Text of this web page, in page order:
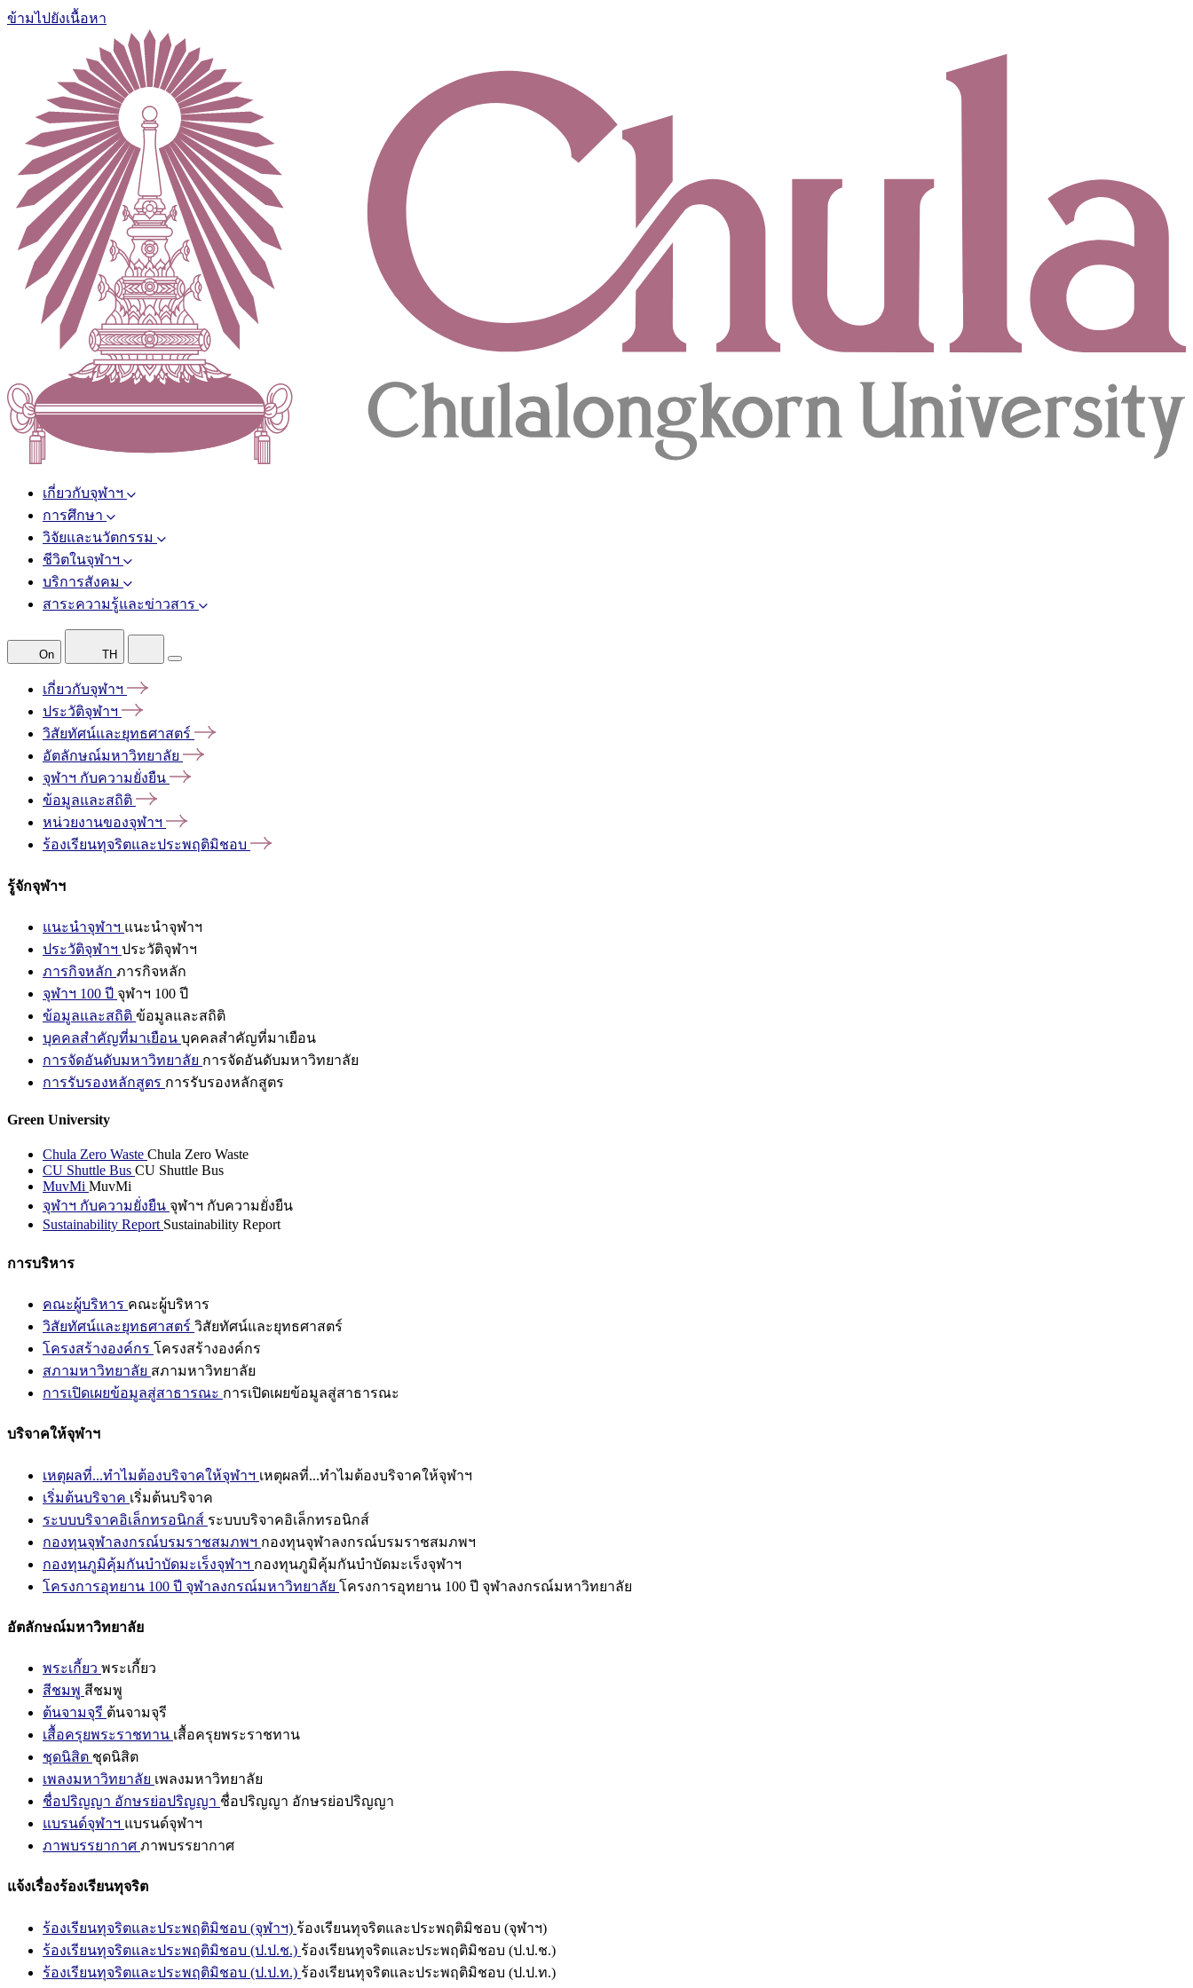
ข้ามไปยังเนื้อหา
เกี่ยวกับจุฬาฯ
การศึกษา
วิจัยและนวัตกรรม
ชีวิตในจุฬาฯ
บริการสังคม
สาระความรู้และข่าวสาร
On TH
เกี่ยวกับจุฬาฯ
ประวัติจุฬาฯ
วิสัยทัศน์และยุทธศาสตร์
อัตลักษณ์มหาวิทยาลัย
จุฬาฯ กับความยั่งยืน
ข้อมูลและสถิติ
หน่วยงานของจุฬาฯ
ร้องเรียนทุจริตและประพฤติมิชอบ
รู้จักจุฬาฯ
แนะนำจุฬาฯ แนะนำจุฬาฯ
ประวัติจุฬาฯ ประวัติจุฬาฯ
ภารกิจหลัก ภารกิจหลัก
จุฬาฯ 100 ปี จุฬาฯ 100 ปี
ข้อมูลและสถิติ ข้อมูลและสถิติ
บุคคลสำคัญที่มาเยือน บุคคลสำคัญที่มาเยือน
การจัดอันดับมหาวิทยาลัย การจัดอันดับมหาวิทยาลัย
การรับรองหลักสูตร การรับรองหลักสูตร
Green University
Chula Zero Waste Chula Zero Waste
CU Shuttle Bus CU Shuttle Bus
MuvMi MuvMi
จุฬาฯ กับความยั่งยืน จุฬาฯ กับความยั่งยืน
Sustainability Report Sustainability Report
การบริหาร
คณะผู้บริหาร คณะผู้บริหาร
วิสัยทัศน์และยุทธศาสตร์ วิสัยทัศน์และยุทธศาสตร์
โครงสร้างองค์กร โครงสร้างองค์กร
สภามหาวิทยาลัย สภามหาวิทยาลัย
การเปิดเผยข้อมูลสู่สาธารณะ การเปิดเผยข้อมูลสู่สาธารณะ
บริจาคให้จุฬาฯ
เหตุผลที่...ทำไมต้องบริจาคให้จุฬาฯ เหตุผลที่...ทำไมต้องบริจาคให้จุฬาฯ
เริ่มต้นบริจาค เริ่มต้นบริจาค
ระบบบริจาคอิเล็กทรอนิกส์ ระบบบริจาคอิเล็กทรอนิกส์
กองทุนจุฬาลงกรณ์บรมราชสมภพฯ กองทุนจุฬาลงกรณ์บรมราชสมภพฯ
กองทุนภูมิคุ้มกันบำบัดมะเร็งจุฬาฯ กองทุนภูมิคุ้มกันบำบัดมะเร็งจุฬาฯ
โครงการอุทยาน 100 ปี จุฬาลงกรณ์มหาวิทยาลัย โครงการอุทยาน 100 ปี จุฬาลงกรณ์มหาวิทยาลัย
อัตลักษณ์มหาวิทยาลัย
พระเกี้ยว พระเกี้ยว
สีชมพู สีชมพู
ต้นจามจุรี ต้นจามจุรี
เสื้อครุยพระราชทาน เสื้อครุยพระราชทาน
ชุดนิสิต ชุดนิสิต
เพลงมหาวิทยาลัย เพลงมหาวิทยาลัย
ชื่อปริญญา อักษรย่อปริญญา ชื่อปริญญา อักษรย่อปริญญา
แบรนด์จุฬาฯ แบรนด์จุฬาฯ
ภาพบรรยากาศ ภาพบรรยากาศ
แจ้งเรื่องร้องเรียนทุจริต
ร้องเรียนทุจริตและประพฤติมิชอบ (จุฬาฯ) ร้องเรียนทุจริตและประพฤติมิชอบ (จุฬาฯ)
ร้องเรียนทุจริตและประพฤติมิชอบ (ป.ป.ช.) ร้องเรียนทุจริตและประพฤติมิชอบ (ป.ป.ช.)
ร้องเรียนทุจริตและประพฤติมิชอบ (ป.ป.ท.) ร้องเรียนทุจริตและประพฤติมิชอบ (ป.ป.ท.)